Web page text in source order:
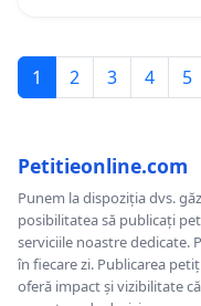
1 2 3 4 5
Petitieonline.com
Punem la dispoziția dvs.
posibilitatea să publicați
serviciile noastre dedicate.
în fiecare zi. Publicarea
oferă impact și vizibilitate